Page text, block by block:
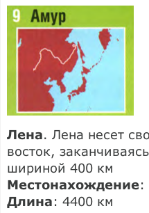
Лена. Лена несет
восток,
шириной 400 км
Местонахождение:
Длина: 4400 км